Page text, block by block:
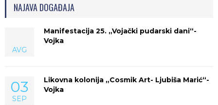
NAJAVA DOGAĐAJA
AVG
Manifestacija 25. „Vojački pudarski dani“-
Vojka
03
SEP
Likovna kolonija „Cosmik Art- Ljubiša Marić“-
Vojka